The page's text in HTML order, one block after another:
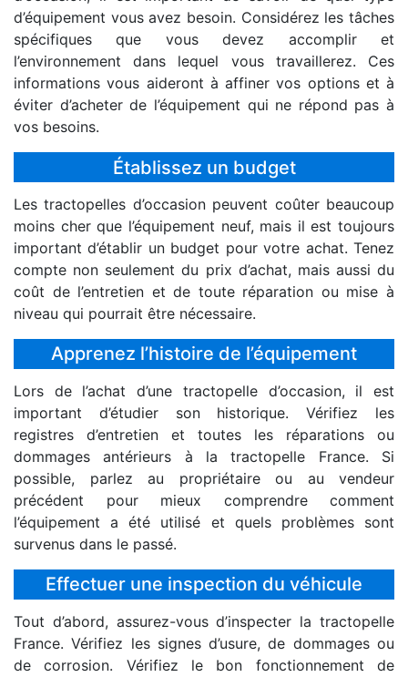
d’équipement vous avez besoin. Considérez les tâches
spécifiques que vous devez accomplir et
l’environnement dans lequel vous travaillerez. Ces
informations vous aideront à affiner vos options et à
éviter d’acheter de l’équipement qui ne répond pas à
vos besoins.
Établissez un budget
Les tractopelles d’occasion peuvent coûter beaucoup
moins cher que l’équipement neuf, mais il est toujours
important d’établir un budget pour votre achat. Tenez
compte non seulement du prix d’achat, mais aussi du
coût de l’entretien et de toute réparation ou mise à
niveau qui pourrait être nécessaire.
Apprenez l’histoire de l’équipement
Lors de l’achat d’une tractopelle d’occasion, il est
important d’étudier son historique. Vérifiez les
registres d’entretien et toutes les réparations ou
dommages antérieurs à la tractopelle France. Si
possible, parlez au propriétaire ou au vendeur
précédent pour mieux comprendre comment
l’équipement a été utilisé et quels problèmes sont
survenus dans le passé.
Effectuer une inspection du véhicule
Tout d’abord, assurez-vous d’inspecter la tractopelle
France. Vérifiez les signes d’usure, de dommages ou
de corrosion. Vérifiez le bon fonctionnement de